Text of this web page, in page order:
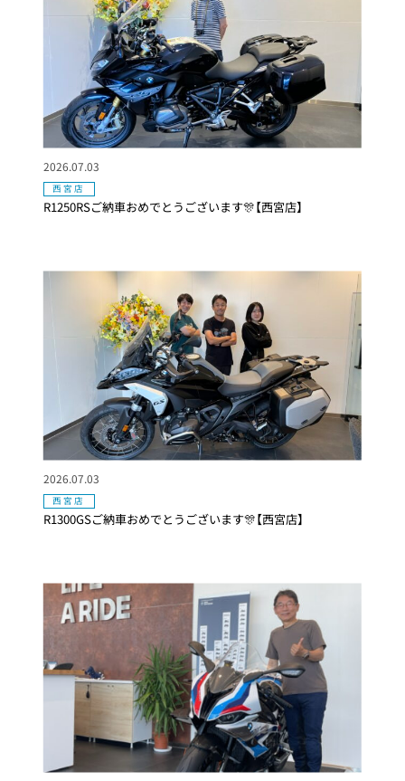
R1250RSご納車おめでとうございます🎊【西宮店】
2026.07.03
西宮店
R1300GSご納車おめでとうございます🎊【西宮店】
2026.07.03
西宮店